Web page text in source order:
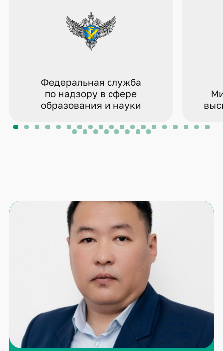
Федеральная служба
по надзору в сфере
образования и науки